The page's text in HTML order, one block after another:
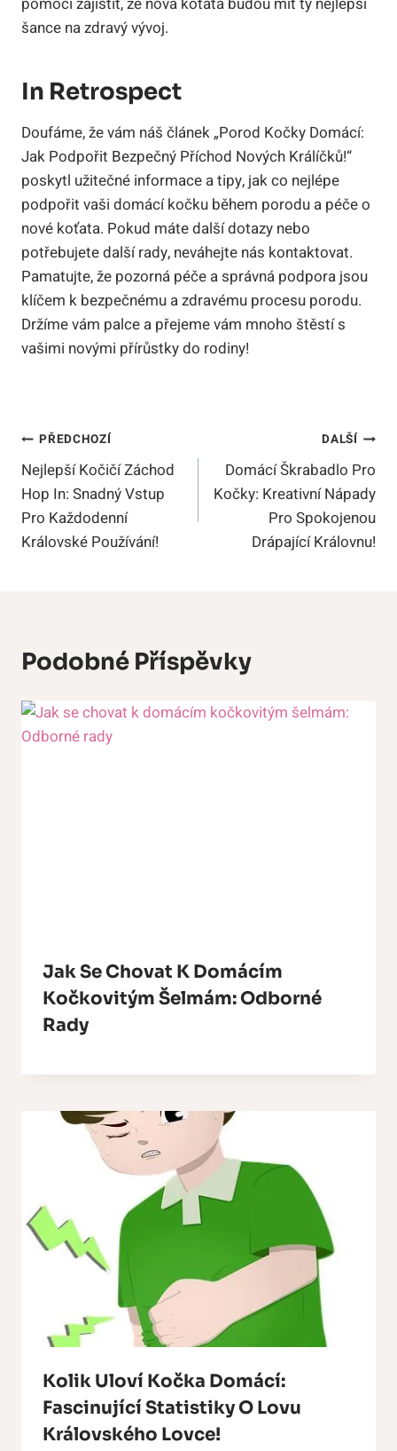
šance na zdravý vývoj.
In Retrospect
Doufáme, že vám náš článek „Porod Kočky Domácí:
Jak Podpořit Bezpečný Příchod Nových Králíčků!“
poskytl užitečné informace a tipy, jak co nejlépe
podpořit vaši domácí kočku během porodu a péče o
nové koťata. Pokud máte další dotazy nebo
potřebujete další rady, neváhejte nás kontaktovat.
Pamatujte, že pozorná péče a správná podpora jsou
klíčem k bezpečnému a zdravému procesu porodu.
Držíme vám palce a přejeme vám mnoho štěstí s
vašimi novými přírůstky do rodiny!
Navigace
Pro
Příspěvek
PŘEDCHOZÍ
Nejlepší Kočičí Záchod
Hop In: Snadný Vstup
Pro Každodenní
Královské Používání!
DALŠÍ
Domácí Škrabadlo Pro
Kočky: Kreativní Nápady
Pro Spokojenou
Drápající Královnu!
Podobné Příspěvky
Jak Se Chovat K Domácím
Kočkovitým Šelmám: Odborné
Rady
Kolik Uloví Kočka Domácí:
Fascinující Statistiky O Lovu
Královského Lovce!